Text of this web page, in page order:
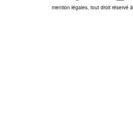
mention légales, tout droit réservé